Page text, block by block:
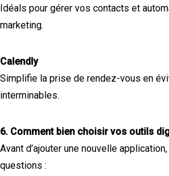
Idéals pour gérer vos contacts et
marketing.
Calendly
Simplifie la prise de rendez-vous en
interminables.
6. Comment bien choisir vos outils
Avant d’ajouter une nouvelle
questions :